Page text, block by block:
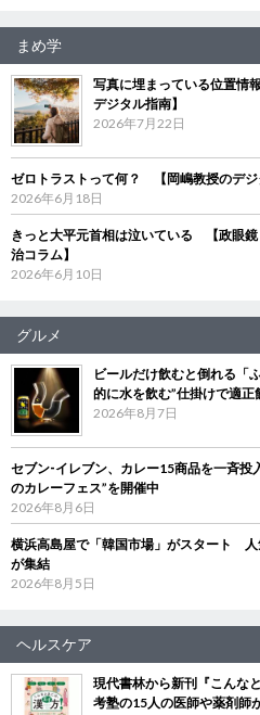
まめ学
写真に埋まっている位置情
デジタル指南】
2026年7月22日
ゼロトラストって何？ 【岡嶋教授のデジ
2026年6月18日
きっと大平元首相は泣いている 【政眼
治コラム】
2026年6月10日
グルメ
ビールだけ飲むと倒れる「
的に水を飲む”仕掛けで適正
2026年8月7日
セブン‐イレブン、カレー15商品を一斉
のカレーフェス”を開催中
2026年8月6日
横浜高島屋で「韓国市場」がスタート
が集結
2026年8月5日
ヘルスケア
現代書林から新刊『こんな
考塾の15人の医師や薬剤師